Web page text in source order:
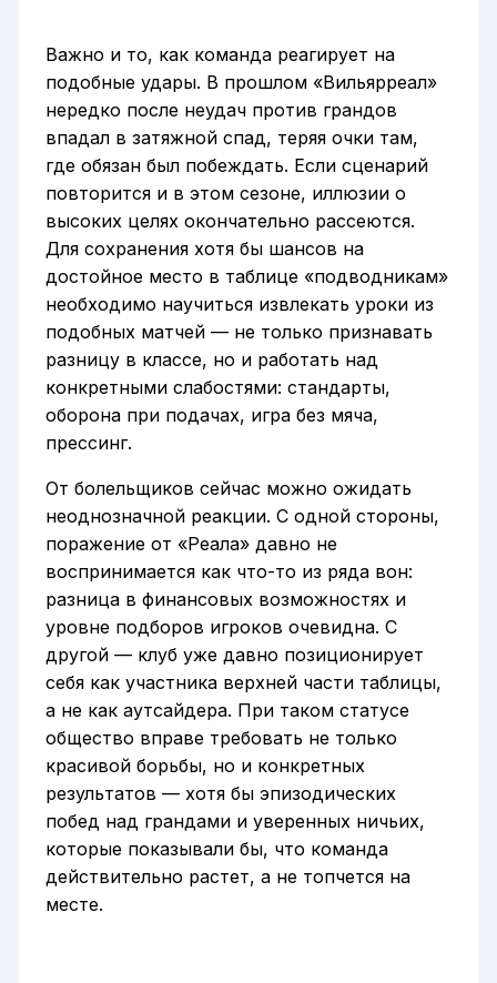
Важно и то, как команда реагирует на
подобные удары. В прошлом «Вильярреал»
нередко после неудач против грандов
впадал в затяжной спад, теряя очки там,
где обязан был побеждать. Если сценарий
повторится и в этом сезоне, иллюзии о
высоких целях окончательно рассеются.
Для сохранения хотя бы шансов на
достойное место в таблице «подводникам»
необходимо научиться извлекать уроки из
подобных матчей — не только признавать
разницу в классе, но и работать над
конкретными слабостями: стандарты,
оборона при подачах, игра без мяча,
прессинг.
От болельщиков сейчас можно ожидать
неоднозначной реакции. С одной стороны,
поражение от «Реала» давно не
воспринимается как что-то из ряда вон:
разница в финансовых возможностях и
уровне подборов игроков очевидна. С
другой — клуб уже давно позиционирует
себя как участника верхней части таблицы,
а не как аутсайдера. При таком статусе
общество вправе требовать не только
красивой борьбы, но и конкретных
результатов — хотя бы эпизодических
побед над грандами и уверенных ничьих,
которые показывали бы, что команда
действительно растет, а не топчется на
месте.